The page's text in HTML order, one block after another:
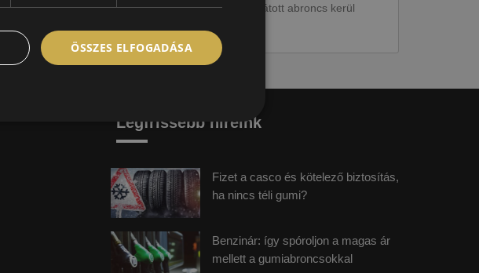
korábbi EU-s címkével ellátott abroncs kerül
Legfrissebb híreink
Fizet a casco és kötelező biztosítás,
ha nincs téli gumi?
Benzinár: így spóroljon a magas ár
mellett a gumiabroncsokkal
ÖSSZES ELFOGADÁSA